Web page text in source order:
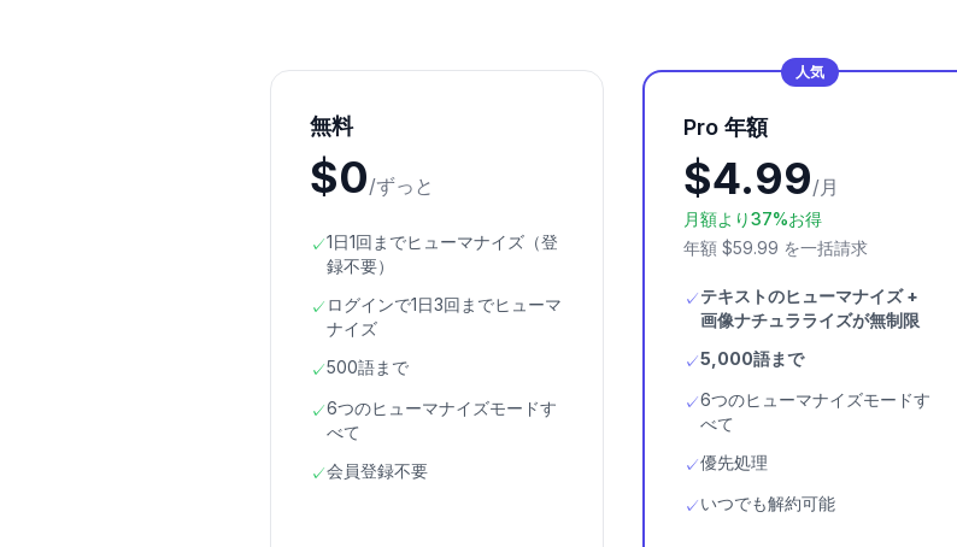
無料
$0/ずっと
✓1日1回までヒューマナイズ（登
録不要）
✓ ログインで1日3回までヒューマ
ナイズ
✓500語まで
✓6つのヒューマナイズモードす
べて
✓会員登録不要
人気
Pro 年額
$4.99/月
月額より37%お得
年額 $59.99 を一括請求
✓テキストのヒューマナイズ +
画像ナチュラライズが無制限
✓5,000語まで
✓6つのヒューマナイズモードす
べて
✓優先処理
✓いつでも解約可能